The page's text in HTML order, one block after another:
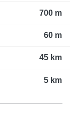
700 m
60 m
45 km
5 km